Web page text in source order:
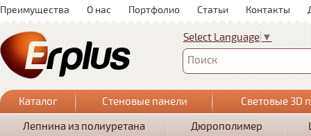
Преимущества О нас Портфолио Статьи Контакты
Select Language ▼
Поиск
Каталог Стеновые панели
Световые 3D
Лепнина из полиуретана
Дюрополимер